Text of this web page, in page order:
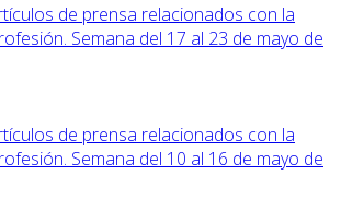
de prensa relacionados con la
Semana del 17 al 23 de mayo de
de prensa relacionados con la
Semana del 10 al 16 de mayo de